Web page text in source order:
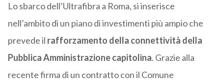
Lo sbarco dell’Ultrafibra a Roma, si inserisce
nell’ambito di un piano di investimenti più ampio che
prevede il rafforzamento della connettività della
Pubblica Amministrazione capitolina. Grazie alla
recente firma di un contratto con il Comune